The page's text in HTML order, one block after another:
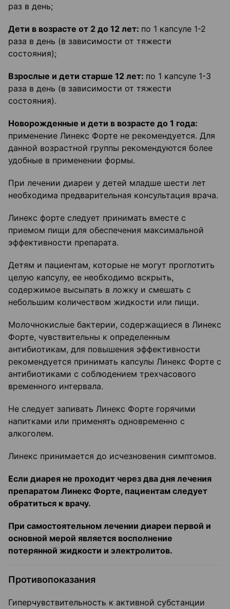
раз в день;
Дети в возрасте от 2 до 12 лет: по 1 капсуле 1-2
раза в день (в зависимости от тяжести
состояния);
Взрослые и дети старше 12 лет: по 1 капсуле 1-3
раза в день (в зависимости от тяжести
состояния).
Новорожденные и дети в возрасте до 1 года:
применение Линекс Форте не рекомендуется. Для
данной возрастной группы рекомендуются более
удобные в применении формы.
При лечении диареи у детей младше шести лет
необходима предварительная консультация врача.
Линекс форте следует принимать вместе с
приемом пищи для обеспечения максимальной
эффективности препарата.
Детям и пациентам, которые не могут проглотить
целую капсулу, ее необходимо вскрыть,
содержимое высыпать в ложку и смешать с
небольшим количеством жидкости или пищи.
Молочнокислые бактерии, содержащиеся в Линекс
Форте, чувствительны к определенным
антибиотикам, для повышения эффективности
рекомендуется принимать капсулы Линекс Форте с
антибиотиками с соблюдением трехчасового
временного интервала.
Не следует запивать Линекс Форте горячими
напитками или применять одновременно с
алкоголем.
Линекс принимается до исчезновения симптомов.
Если диарея не проходит через два дня лечения
препаратом Линекс Форте, пациентам следует
обратиться к врачу.
При самостоятельном лечении диареи первой и
основной мерой является восполнение
потерянной жидкости и электролитов.
Противопоказания
Гиперчувствительность к активной субстанции